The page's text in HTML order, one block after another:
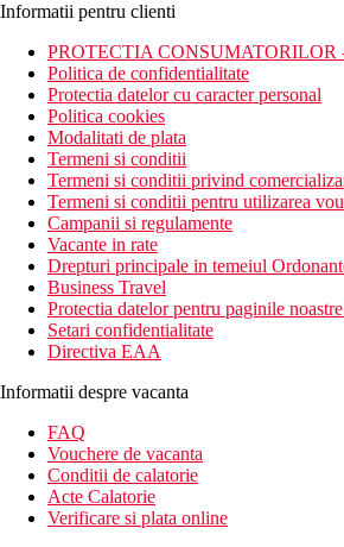
Informatii pentru clienti
PROTECTIA CONSUMATORILOR
Politica de confidentialitate
Protectia datelor cu caracter personal
Politica cookies
Modalitati de plata
Termeni si conditii
Termeni si conditii privind
Termeni si conditii pentru utilizarea
Campanii si regulamente
Vacante in rate
Drepturi principale in temeiul
Business Travel
Protectia datelor pentru paginile
Setari confidentialitate
Directiva EAA
Informatii despre vacanta
FAQ
Vouchere de vacanta
Conditii de calatorie
Acte Calatorie
Verificare si plata online